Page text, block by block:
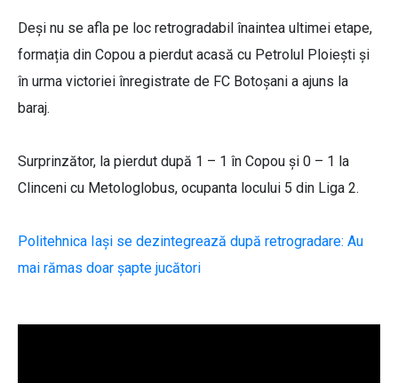
Deși nu se afla pe loc retrogradabil înaintea ultimei etape,
formația din Copou a pierdut acasă cu Petrolul Ploiești și
în urma victoriei înregistrate de FC Botoșani a ajuns la
baraj.
Surprinzător, la pierdut după 1 – 1 în Copou și 0 – 1 la
Clinceni cu Metologlobus, ocupanta locului 5 din Liga 2.
Politehnica Iași se dezintegrează după retrogradare: Au
mai rămas doar șapte jucători